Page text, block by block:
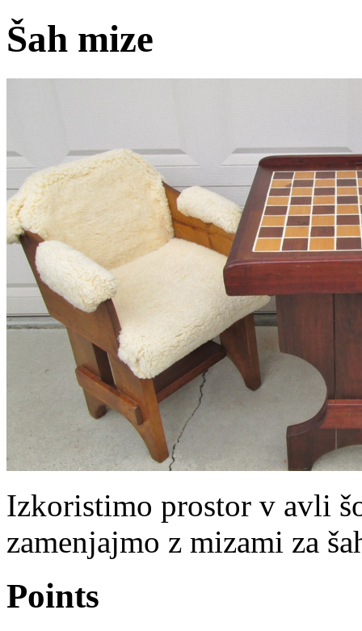
Šah mize
Izkoristimo prostor v avli
zamenjajmo z mizami za
Points